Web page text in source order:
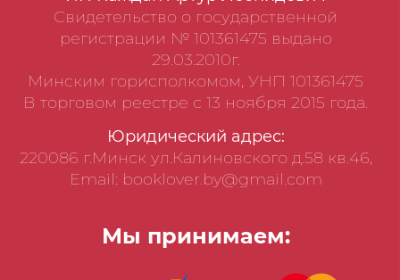
Свидетельство о государственной
регистрации № 101361475 выдано
29.03.2010г.
Минским горисполкомом, УНП 101361475
В торговом реестре с 13 ноября 2015 года.
Юридический адрес:
220086 г.Минск ул.Калиновского д.58 кв.46,
Email: booklover.by@gmail.com
Мы принимаем: